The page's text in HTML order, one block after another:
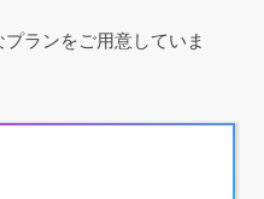
ランをご用意していま